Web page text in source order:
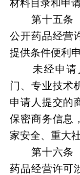
材料目录和申
第十五条
公开药品经营
提供条件便利
未经申
门、专业技术
申请人提交的
保密商务信息
家安全、重大
第十六条
药品经营许可